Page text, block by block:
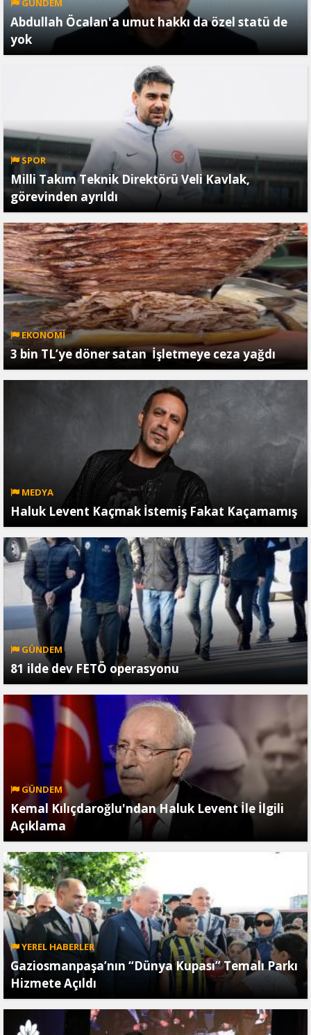
GÜNDEM
Abdullah Öcalan'a umut hakkı da özel statü de
yok
SPOR
Milli Takım Teknik Direktörü Veli Kavlak,
görevinden ayrıldı
EKONOMİ
3 bin TL’ye döner satan İşletmeye ceza yağdı
MEDYA
Haluk Levent Kaçmak İstemiş Fakat Kaçamamış
GÜNDEM
81 ilde dev FETÖ operasyonu
GÜNDEM
Kemal Kılıçdaroğlu'ndan Haluk Levent İle İlgili
Açıklama
YEREL HABERLER
Gaziosmanpaşa’nın “Dünya Kupası” Temalı Parkı
Hizmete Açıldı